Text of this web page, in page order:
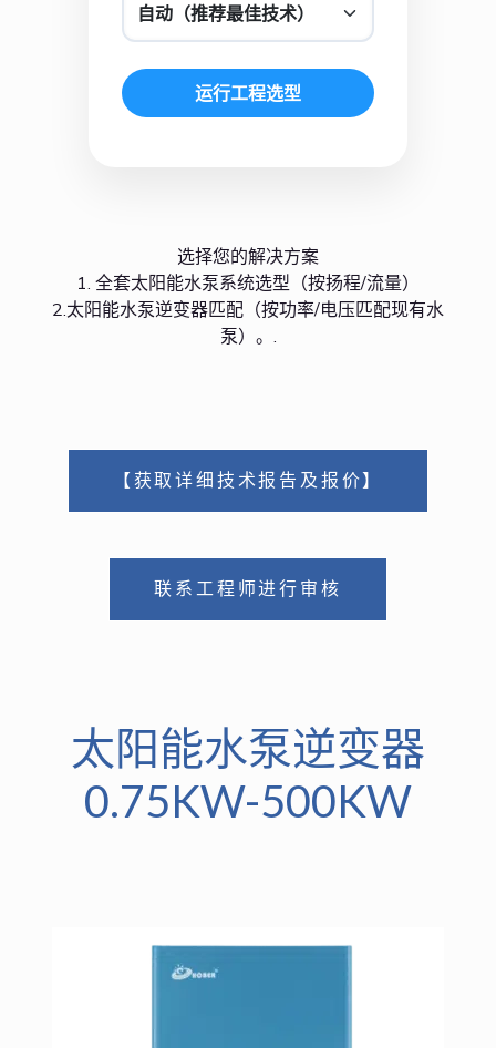
运行工程选型
选择您的解决方案
1. 全套太阳能水泵系统选型（按扬程/流量）
2.太阳能水泵逆变器匹配（按功率/电压匹配现有水
泵）。.
【获取详细技术报告及报价】
联系工程师进行审核
太阳能水泵逆变器
0.75KW-500KW